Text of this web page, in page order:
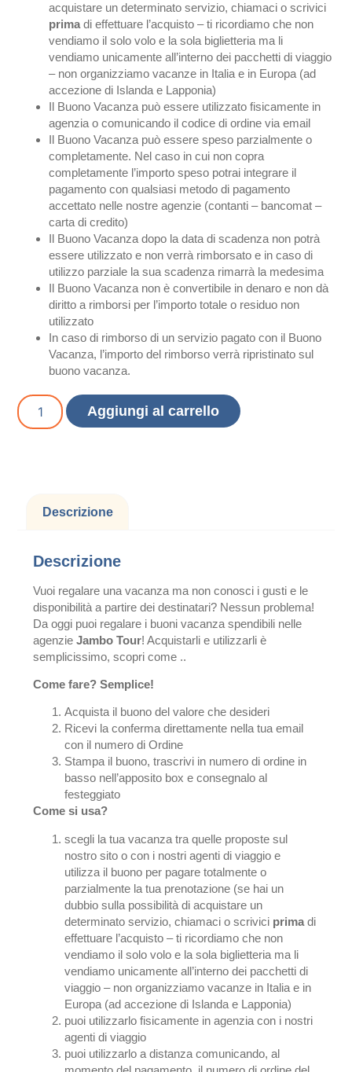
acquistare un determinato servizio, chiamaci o scrivici
prima di effettuare l’acquisto – ti ricordiamo che non
vendiamo il solo volo e la sola biglietteria ma li
vendiamo unicamente all’interno dei pacchetti di viaggio
– non organizziamo vacanze in Italia e in Europa (ad
accezione di Islanda e Lapponia)
Il Buono Vacanza può essere utilizzato fisicamente in
agenzia o comunicando il codice di ordine via email
Il Buono Vacanza può essere speso parzialmente o
completamente. Nel caso in cui non copra
completamente l’importo speso potrai integrare il
pagamento con qualsiasi metodo di pagamento
accettato nelle nostre agenzie (contanti – bancomat –
carta di credito)
Il Buono Vacanza dopo la data di scadenza non potrà
essere utilizzato e non verrà rimborsato e in caso di
utilizzo parziale la sua scadenza rimarrà la medesima
Il Buono Vacanza non è convertibile in denaro e non dà
diritto a rimborsi per l’importo totale o residuo non
utilizzato
In caso di rimborso di un servizio pagato con il Buono
Vacanza, l’importo del rimborso verrà ripristinato sul
buono vacanza.
Aggiungi al carrello
Descrizione
Descrizione
Vuoi regalare una vacanza ma non conosci i gusti e le
disponibilità a partire dei destinatari? Nessun problema!
Da oggi puoi regalare i buoni vacanza spendibili nelle
agenzieJambo Tour! Acquistarli e utilizzarli è
semplicissimo, scopri come ..
Come fare? Semplice!
Acquista il buono del valore che desideri
Ricevi la conferma direttamente nella tua email
con il numero di Ordine
Stampa il buono, trascrivi in numero di ordine in
basso nell’apposito box e consegnalo al
festeggiato
Come si usa?
scegli la tua vacanza tra quelle proposte sul
nostro sito o con i nostri agenti di viaggio e
utilizza il buono per pagare totalmente o
parzialmente la tua prenotazione (se hai un
dubbio sulla possibilità di acquistare un
determinato servizio, chiamaci o scrivici prima di
effettuare l’acquisto – ti ricordiamo che non
vendiamo il solo volo e la sola biglietteria ma li
vendiamo unicamente all’interno dei pacchetti di
viaggio – non organizziamo vacanze in Italia e in
Europa (ad accezione di Islanda e Lapponia)
puoi utilizzarlo fisicamente in agenzia con i nostri
agenti di viaggio
puoi utilizzarlo a distanza comunicando, al